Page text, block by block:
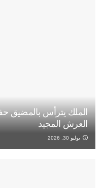
الملك يترأس بالمضيق
العرش المجيد
يوليو 30, 2026